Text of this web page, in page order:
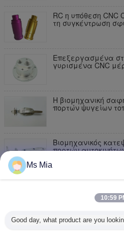
RC η υπόθεση CNC
τη συγκέντρωση
Επεξεργασμένα
γυρισμένα CNC
ηλεκτρόλυση το
Η βιομηχανική
πορτών ψυγείων
Βιομηχανικός
πορτών
αντανακλούν το
κρύα αποθήκευση
Ms Mia
10:59
Good day, what product are you